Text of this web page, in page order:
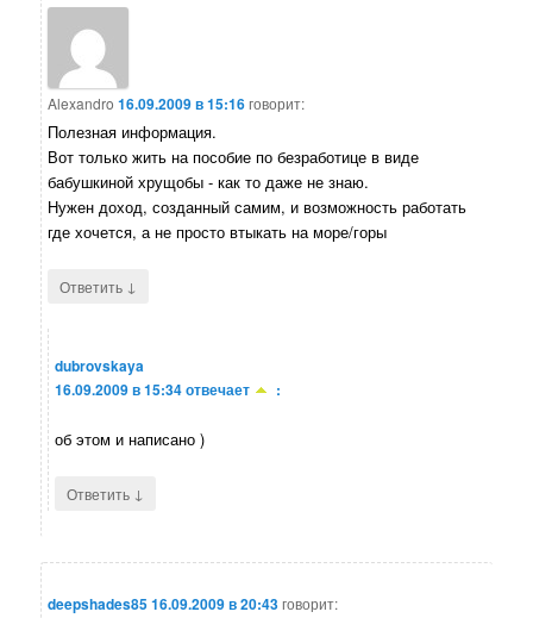
Alexandro 16.09.2009 в 15:16говорит:
Полезная информация.
Вот только жить на пособие по безработице в виде
бабушкиной хрущобы - как то даже не знаю.
Нужен доход, созданный самим, и возможность работать
где хочется, а не просто втыкать на море/горы
Ответить ↓
dubrovskaya
16.09.2009 в 15:34отвечает :
об этом и написано )
Ответить ↓
deepshades8516.09.2009 в 20:43говорит: